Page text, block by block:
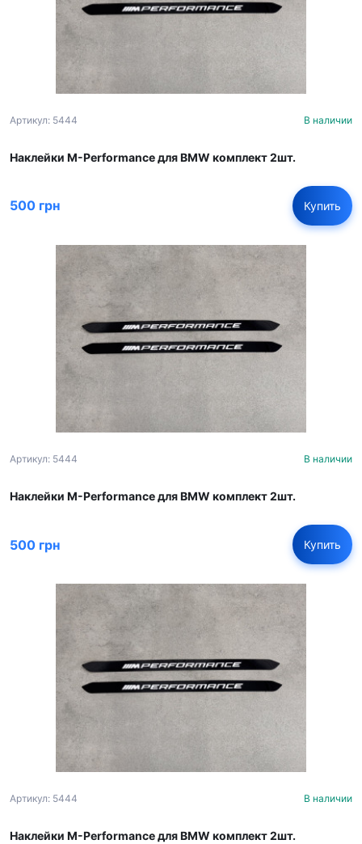
Артикул: 5444 В наличии
Наклейки M-Performance для BMW комплект 2шт.
500 грн Купить
Артикул: 5444 В наличии
Наклейки M-Performance для BMW комплект 2шт.
500 грн Купить
Артикул: 5444 В наличии
Наклейки M-Performance для BMW комплект 2шт.